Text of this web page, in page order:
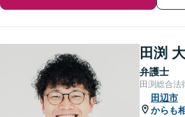
田渕
弁護士
田渕総合法
田辺市
からも